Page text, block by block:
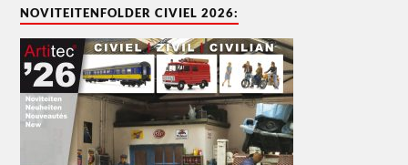
NOVITEITENFOLDER CIVIEL 2026: